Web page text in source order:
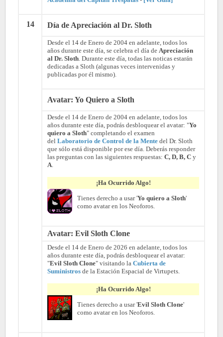
14 Día de Apreciación al Dr. Sloth
Desde el 14 de Enero de 2004 en adelante, todos los
años durante este día, se celebra el día de Apreciación
al Dr. Sloth . Durante este día, todas las noticas estarán
dedicadas a Sloth (algunas veces intervenidas y
publicadas por él mismo).
Avatar: Yo Quiero a Sloth
Desde el 14 de Enero de 2004 en adelante, todos los
años durante este día, podrás desbloquear el avatar: "Yo
quiero a Sloth" completando el examen
del Laboratorio de Control de la Mente del Dr. Sloth
que sólo está disponible por ese día. Deberás responder
las preguntas con las siguientes respuestas: C, D, B, C y
A
¡Ha Ocurrido Algo!
Tienes derecho a usar 'Yo quiero a Sloth'
como avatar en los Neoforos.
Avatar: Evil Sloth Clone
Desde el 14 de Enero de 2026 en adelante, todos los
años durante este día, podrás desbloquear el avatar:
"Evil Sloth Clone" visitando la Cubierta de
Suministros de la Estación Espacial de Virtupets.
¡Ha Ocurrido Algo!
Tienes derecho a usar 'Evil Sloth Clone'
como avatar en los Neoforos.